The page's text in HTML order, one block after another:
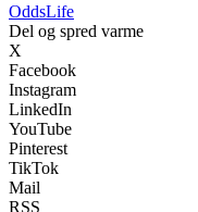
OddsLife
Del og spred varme
X
Facebook
Instagram
LinkedIn
YouTube
Pinterest
TikTok
Mail
RSS